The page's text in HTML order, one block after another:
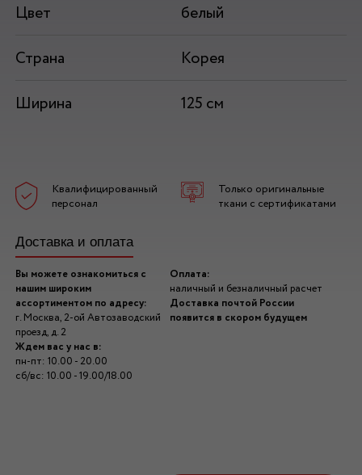
Цвет
белый
Страна
Корея
Ширина
125 см
Квалифицированный
персонал
Только оригинальные
ткани с сертификатами
Доставка и оплата
Вы можете ознакомиться с
нашим широким
ассортиментом по адресу:
г. Москва, 2-ой Автозаводский
проезд, д. 2
Ждем вас у нас в:
пн-пт: 10.00 - 20.00
сб/вс: 10.00 - 19.00/18.00
Оплата:
наличный и безналичный расчет
Доставка почтой России
появится в скором будущем